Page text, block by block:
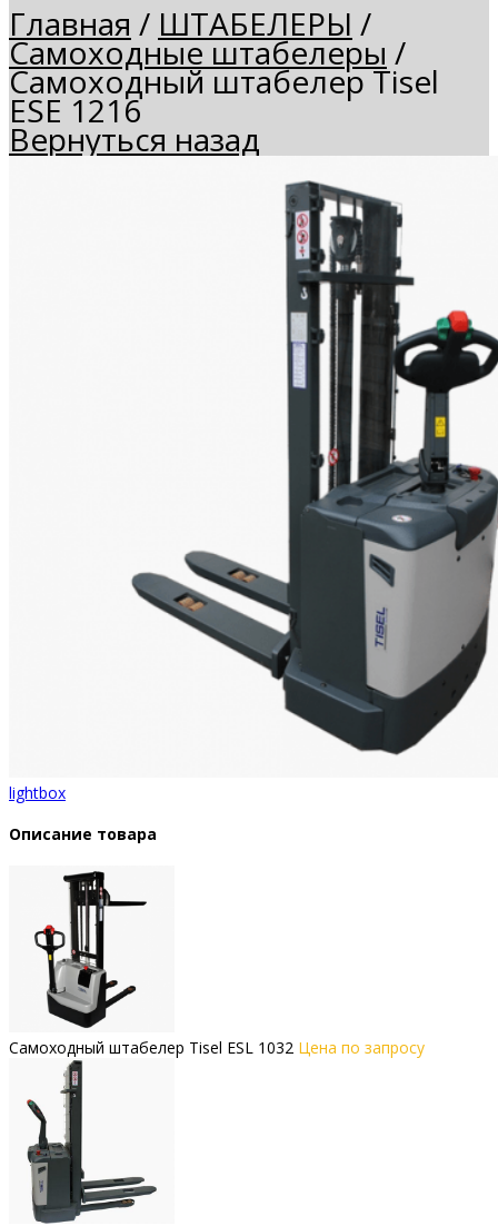
Главная / ШТАБЕЛЕРЫ /
Самоходные штабелеры /
Самоходный штабелер Tisel
ESE 1216
Вернуться назад
lightbox
Описание товара
Самоходный штабелер Tisel ESL 1032 Цена по запросу